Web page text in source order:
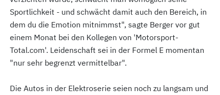
Sportlichkeit - und schwächt damit auch den Bereich, in
dem du die Emotion mitnimmst", sagte Berger vor gut
einem Monat bei den Kollegen von 'Motorsport-
Total.com'. Leidenschaft sei in der Formel E momentan
"nur sehr begrenzt vermittelbar".
Die Autos in der Elektroserie seien noch zu langsam und